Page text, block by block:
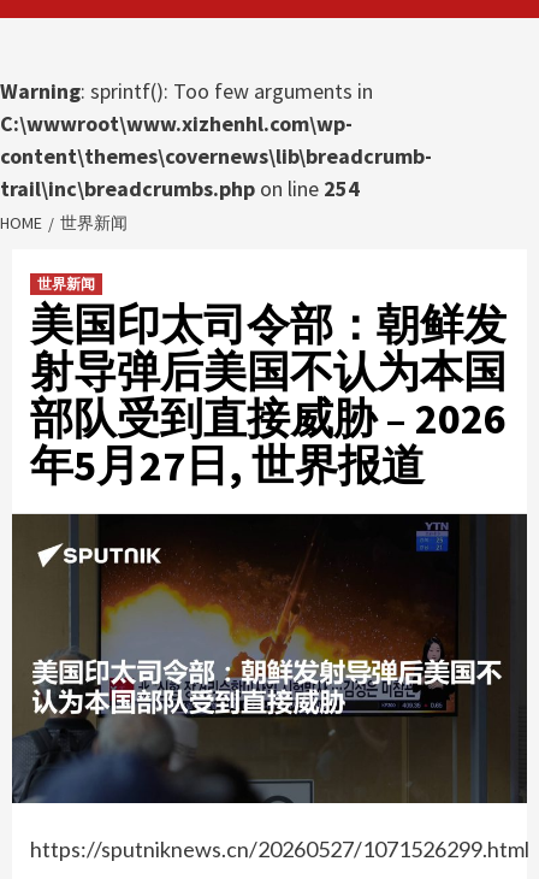
Warning: sprintf(): Too few arguments in
C:\wwwroot\www.xizhenhl.com\wp-
content\themes\covernews\lib\breadcrumb-
trail\inc\breadcrumbs.php on line 254
HOME 世界新闻
世界新闻
美国印太司令部：朝鲜发
射导弹后美国不认为本国
部队受到直接威胁 – 2026
年5月27日, 世界报道
https://sputniknews.cn/20260527/1071526299.html